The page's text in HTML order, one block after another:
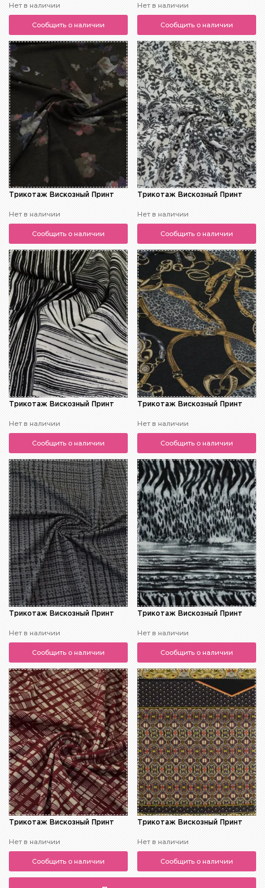
Нет в наличии
Сообщить о наличии
Нет в наличии
Сообщить о наличии
Трикотаж Вискозный Принт
Нет в наличии
Сообщить о наличии
Трикотаж Вискозный Принт
Нет в наличии
Сообщить о наличии
Трикотаж Вискозный Принт
Нет в наличии
Сообщить о наличии
Трикотаж Вискозный Принт
Нет в наличии
Сообщить о наличии
Трикотаж Вискозный Принт
Нет в наличии
Сообщить о наличии
Трикотаж Вискозный Принт
Нет в наличии
Сообщить о наличии
Трикотаж Вискозный Принт
Нет в наличии
Сообщить о наличии
Трикотаж Вискозный Принт
Нет в наличии
Сообщить о наличии